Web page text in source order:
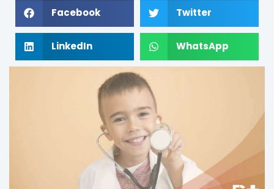
Facebook Twitter
LinkedIn WhatsApp